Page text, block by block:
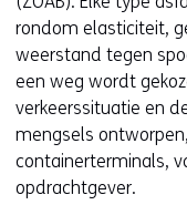
rondom elasticiteit,
weerstand tegen
een weg wordt
verkeerssituatie en
mengsels
containerterminals,
opdrachtgever.